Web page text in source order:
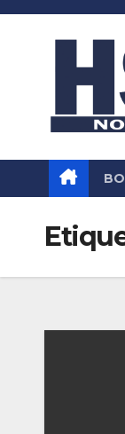
Saltar